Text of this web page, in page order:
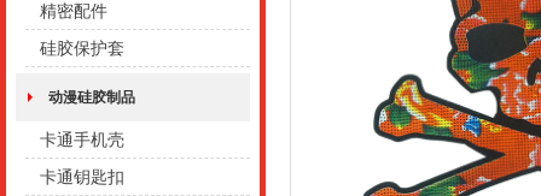
精密配件
硅胶保护套
动漫硅胶制品
卡通手机壳
卡通钥匙扣